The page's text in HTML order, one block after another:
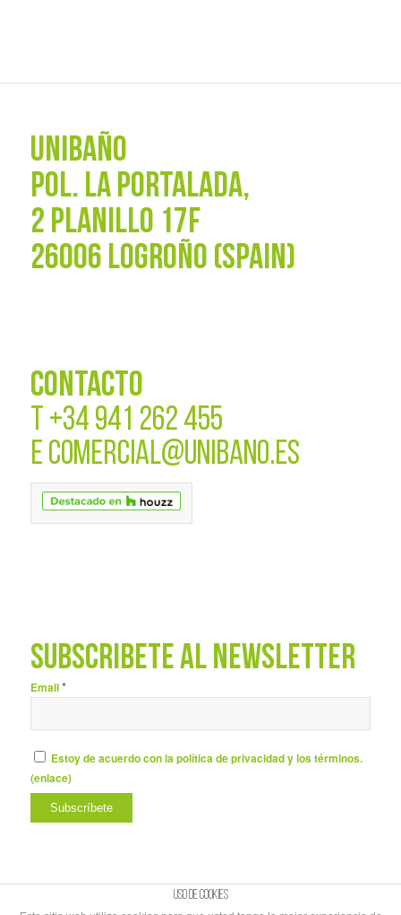
UNIBAÑO
POL. La Portalada,
2 PLANILLO 17F
26006 LOGROÑO (SPAIN)
CONTACTO
T +34 941 262 455
E COMERCIAL@UNIBANO.ES
SUBSCRÍBETE AL NEWSLETTER
Email*
Estoy de acuerdo con la política de privacidad y los términos.
(enlace)
Uso de cookies